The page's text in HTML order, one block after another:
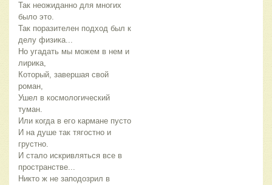
Так неожиданно для многих
было это.
Так поразителен подход был к
делу физика...
Но угадать мы можем в нем и
лирика,
Который, завершая свой
роман,
Ушел в космологический
туман.
Или когда в его кармане пусто
И на душе так тягостно и
грустно.
И стало искривляться все в
пространстве...
Никто ж не заподозрил в